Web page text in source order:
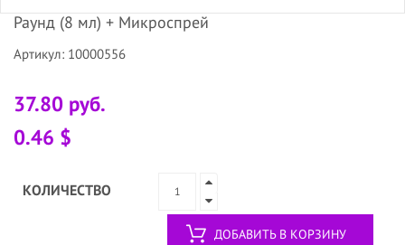
Раунд (8 мл) + Микроспрей
Артикул: 10000556
37.80 руб.
0.46 $
КОЛИЧЕСТВО
ДОБАВИТЬ В КОРЗИНУ